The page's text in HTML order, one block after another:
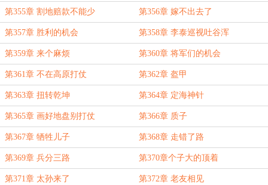
第355章 割地赔款不能少 第356章 嫁不出去了
第357章 胜利的机会 第358章 李泰巡视吐谷浑
第359章 来个麻烦 第360章 将军们的机会
第361章 不在高原打仗 第362章 盔甲
第363章 扭转乾坤 第364章 定海神针
第365章 画好地盘别打仗 第366章 质子
第367章 牺牲儿子 第368章 走错了路
第369章 兵分三路 第370章个子大的顶着
第371章 太孙来了 第372章 老友相见